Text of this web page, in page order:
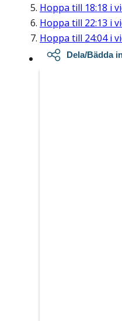
Hoppa till 18:18 i
Hoppa till 22:13 i
Hoppa till 24:04i
Dela/Bädda